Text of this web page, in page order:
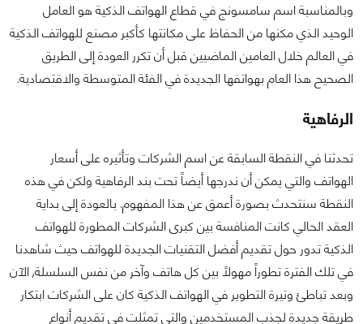
وبالمناسبة اسم سامسونج في قطاع الهواتف الذكية هو العامل
الوحيد الذي مكنها من الحفاظ على مكانتها كأكبر مصنع للهواتف الذكية
في العالم خلال العامين الماضيين قبل أن تكرر العودة إلى الطريق
الصحيح هذا العام بهواتفها الجديدة في الفئة المتوسطة والاقتصادية.
الرفاهية
تحدثنا في النقطة السابقة عن اسم الشركات وتأثيره على أسعار
الهواتف والتي يمكن أن ندرجها أيضاً تحت بند الرفاهية ولكن في هذه
النقطة سنتحدث بصورة أعمق عن هذا المفهوم. بالعودة إلى بداية
العقد الحالي كانت المنافسة بين كبرى الشركات المطورة للهواتف
الذكية تدور حول تقديم أفضل التقنيات الجديدة للهواتف حيث شاهدنا
في تلك الفترة تطوراً مهولاً بين كل هاتف وآخر من نفس السلسلة, الآن
وبعد تباطئ وتيرة التطوير في الهواتف الذكية كان على الشركات ابتكار
طريقة جديدة لجذب المستخدمين والتي تمثلت في تقديم أنواع